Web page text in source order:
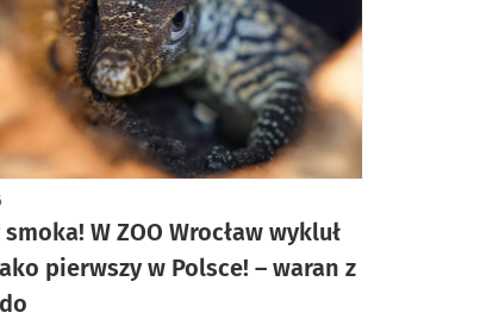
W ZOO Wrocław wykluł
pierwszy w Polsce! – waran z